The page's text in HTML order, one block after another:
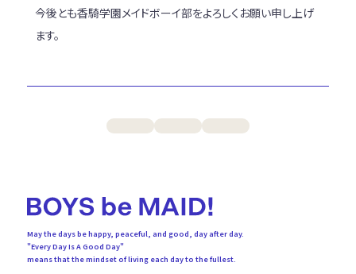
今後とも香騎学園メイドボーイ部をよろしくお願い申し上げ
ます。
PREV BACK
May the days be happy, peaceful, and good, day after day.
"Every Day Is A Good Day"
means that the mindset of living each day to the fullest.